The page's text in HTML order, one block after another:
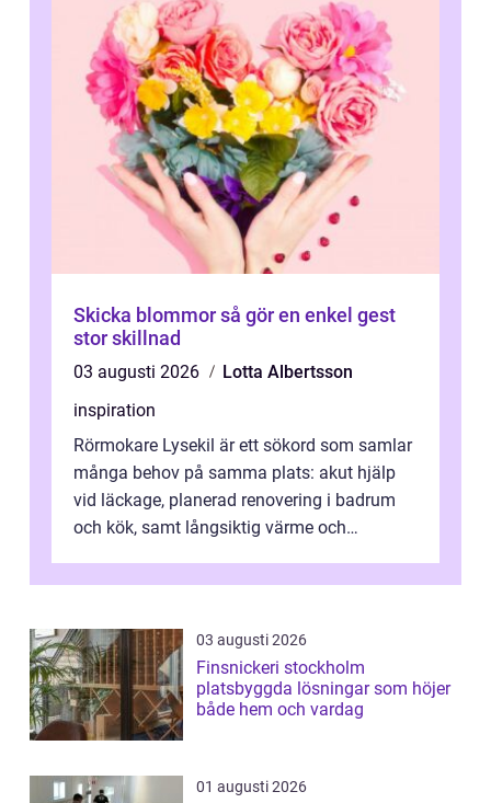
Skicka blommor så gör en enkel gest
stor skillnad
03 augusti 2026
Lotta Albertsson
inspiration
Rörmokare Lysekil är ett sökord som samlar
många behov på samma plats: akut hjälp
vid läckage, planerad renovering i badrum
och kök, samt långsiktig värme och
03 augusti 2026
Finsnickeri stockholm
platsbyggda lösningar som höjer
både hem och vardag
01 augusti 2026